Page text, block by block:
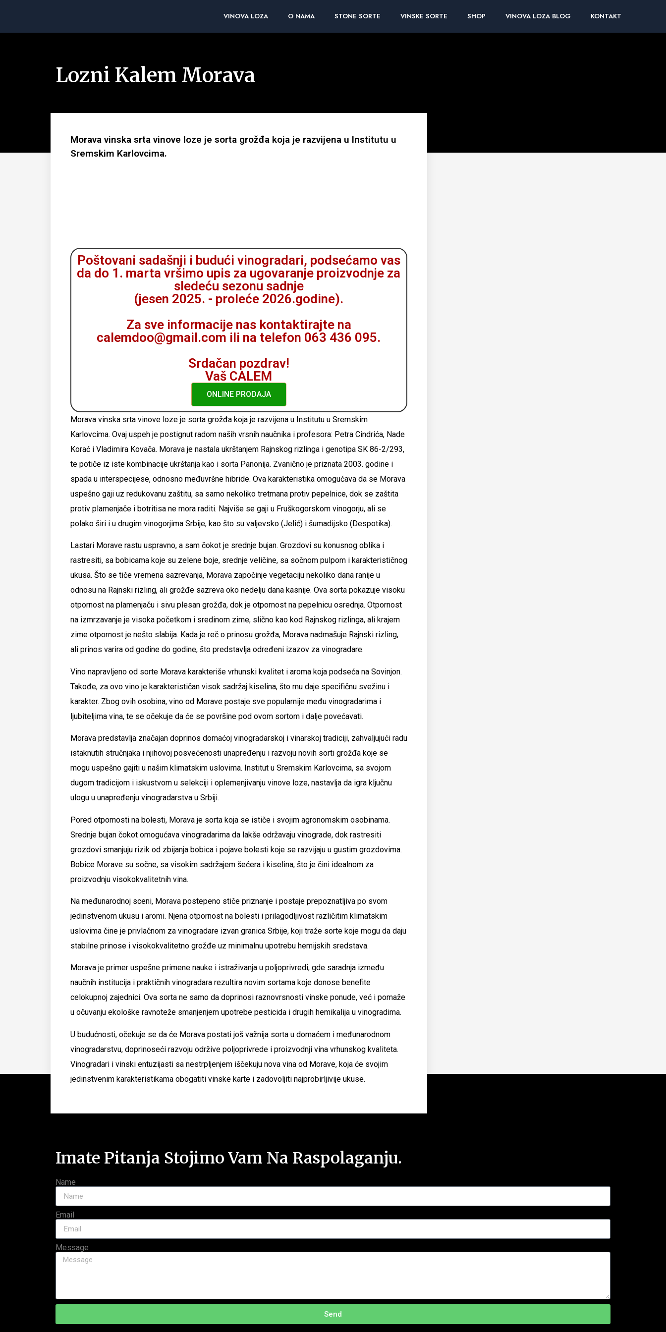
VINOVA LOZA O NAMA STONE SORTE VINSKE SORTE SHOP VINOVA LOZA BLOG KONTAKT
Lozni Kalem Morava
Morava vinska srta vinove loze je sorta grožđa koja je razvijena u Institutu u
Sremskim Karlovcima.
Poštovani sadašnji i budući vinogradari, podsećamo vas
da do 1. marta vršimo upis za ugovaranje proizvodnje za
sledeću sezonu sadnje
(jesen 2025. - proleće 2026.godine).
Za sve informacije nas kontaktirajte na
calemdoo@gmail.com ili na telefon 063 436 095.
Srdačan pozdrav!
Vaš CALEM
ONLINE PRODAJA
Morava vinska srta vinove loze je sorta grožđa koja je razvijena u Institutu u Sremskim
Karlovcima. Ovaj uspeh je postignut radom naših vrsnih naučnika i profesora: Petra Cindrića, Nade
Korać i Vladimira Kovača. Morava je nastala ukrštanjem Rajnskog rizlinga i genotipa SK 86-2/293,
te potiče iz iste kombinacije ukrštanja kao i sorta Panonija. Zvanično je priznata 2003. godine i
spada u interspecijese, odnosno međuvršne hibride. Ova karakteristika omogućava da se Morava
uspešno gaji uz redukovanu zaštitu, sa samo nekoliko tretmana protiv pepelnice, dok se zaštita
protiv plamenjače i botritisa ne mora raditi. Najviše se gaji u Fruškogorskom vinogorju, ali se
polako širi i u drugim vinogorjima Srbije, kao što su valjevsko (Jelić) i šumadijsko (Despotika).
Lastari Morave rastu uspravno, a sam čokot je srednje bujan. Grozdovi su konusnog oblika i
rastresiti, sa bobicama koje su zelene boje, srednje veličine, sa sočnom pulpom i karakterističnog
ukusa. Što se tiče vremena sazrevanja, Morava započinje vegetaciju nekoliko dana ranije u
odnosu na Rajnski rizling, ali grožđe sazreva oko nedelju dana kasnije. Ova sorta pokazuje visoku
otpornost na plamenjaču i sivu plesan grožđa, dok je otpornost na pepelnicu osrednja. Otpornost
na izmrzavanje je visoka početkom i sredinom zime, slično kao kod Rajnskog rizlinga, ali krajem
zime otpornost je nešto slabija. Kada je reč o prinosu grožđa, Morava nadmašuje Rajnski rizling,
ali prinos varira od godine do godine, što predstavlja određeni izazov za vinogradare.
Vino napravljeno od sorte Morava karakteriše vrhunski kvalitet i aroma koja podseća na Sovinjon.
Takođe, za ovo vino je karakterističan visok sadržaj kiselina, što mu daje specifičnu svežinu i
karakter. Zbog ovih osobina, vino od Morave postaje sve popularnije među vinogradarima i
ljubiteljima vina, te se očekuje da će se površine pod ovom sortom i dalje povećavati.
Morava predstavlja značajan doprinos domaćoj vinogradarskoj i vinarskoj tradiciji, zahvaljujući radu
istaknutih stručnjaka i njihovoj posvećenosti unapređenju i razvoju novih sorti grožđa koje se
mogu uspešno gajiti u našim klimatskim uslovima. Institut u Sremskim Karlovcima, sa svojom
dugom tradicijom i iskustvom u selekciji i oplemenjivanju vinove loze, nastavlja da igra ključnu
ulogu u unapređenju vinogradarstva u Srbiji.
Pored otpornosti na bolesti, Morava je sorta koja se ističe i svojim agronomskim osobinama.
Srednje bujan čokot omogućava vinogradarima da lakše održavaju vinograde, dok rastresiti
grozdovi smanjuju rizik od zbijanja bobica i pojave bolesti koje se razvijaju u gustim grozdovima.
Bobice Morave su sočne, sa visokim sadržajem šećera i kiselina, što je čini idealnom za
proizvodnju visokokvalitetnih vina.
Na međunarodnoj sceni, Morava postepeno stiče priznanje i postaje prepoznatljiva po svom
jedinstvenom ukusu i aromi. Njena otpornost na bolesti i prilagodljivost različitim klimatskim
uslovima čine je privlačnom za vinogradare izvan granica Srbije, koji traže sorte koje mogu da daju
stabilne prinose i visokokvalitetno grožđe uz minimalnu upotrebu hemijskih sredstava.
Morava je primer uspešne primene nauke i istraživanja u poljoprivredi, gde saradnja između
naučnih institucija i praktičnih vinogradara rezultira novim sortama koje donose benefite
celokupnoj zajednici. Ova sorta ne samo da doprinosi raznovrsnosti vinske ponude, već i pomaže
u očuvanju ekološke ravnoteže smanjenjem upotrebe pesticida i drugih hemikalija u vinogradima.
U budućnosti, očekuje se da će Morava postati još važnija sorta u domaćem i međunarodnom
vinogradarstvu, doprinoseći razvoju održive poljoprivrede i proizvodnji vina vrhunskog kvaliteta.
Vinogradari i vinski entuzijasti sa nestrpljenjem iščekuju nova vina od Morave, koja će svojim
jedinstvenim karakteristikama obogatiti vinske karte i zadovoljiti najprobirljivije ukuse.
Imate Pitanja Stojimo Vam Na Raspolaganju.
Name
Email
Message
Send